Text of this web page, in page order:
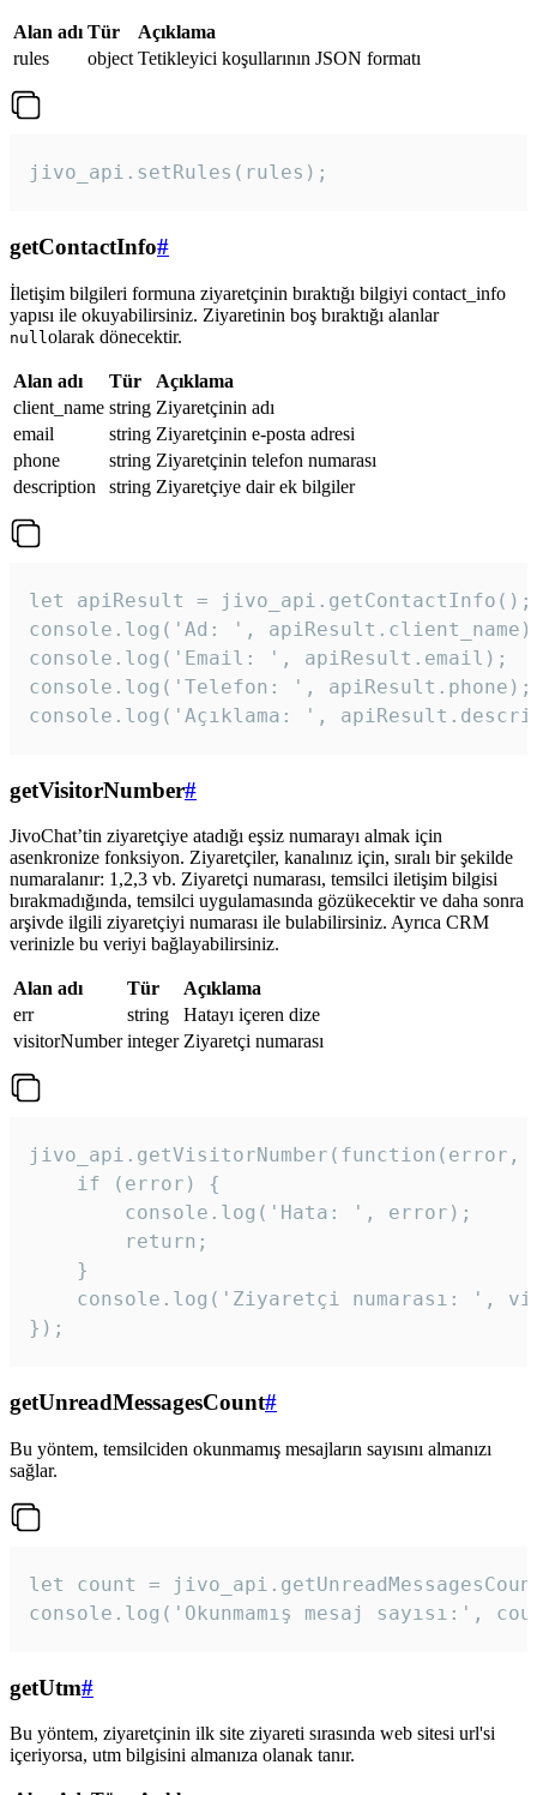
Alan adı Tür
Açıklama
rules
object Tetikleyici koşullarının JSON formatı
jivo_api.setRules(rules);
getContactInfo#
İletişim bilgileri formuna ziyaretçinin bıraktığı bilgiyi contact_info
yapısı ile okuyabilirsiniz. Ziyaretinin boş bıraktığı alanlar
null olarak dönecektir.
Alan adı Tür
Açıklama
client_name string Ziyaretçinin adı
email
string Ziyaretçinin e-posta adresi
phone
string Ziyaretçinin telefon numarası
description
string Ziyaretçiye dair ek bilgiler
let apiResult = jivo_api.getContactInfo();
console.log('Ad: ',
console.log('Email: ', apiResult.email);
console.log('Telefon: ', apiResult.phone);
console.log('Açıklama: ',
getVisitorNumber#
JivoChat’tin ziyaretçiye atadığı eşsiz numarayı almak için
asenkronize fonksiyon. Ziyaretçiler, kanalınız için, sıralı bir şekilde
numaralanır: 1,2,3 vb. Ziyaretçi numarası, temsilci iletişim bilgisi
bırakmadığında, temsilci uygulamasında gözükecektir ve daha sonra
arşivde ilgili ziyaretçiyi numarası ile bulabilirsiniz. Ayrıca CRM
verinizle bu veriyi bağlayabilirsiniz.
Alan adı Tür
Açıklama
err
string
Hatayı içeren dize
visitorNumber integer Ziyaretçi numarası
jivo_api.getVisitorNumber(function(error,
    if (error) {
        console.log('Hata: ', error);
        return;
    }
console.log('Ziyaretçi numarası: ',
});
getUnreadMessagesCount#
Bu yöntem, temsilciden okunmamış mesajların sayısını almanızı
sağlar.
let count =
console.log('Okunmamış mesaj sayısı:',
getUtm#
Bu yöntem, ziyaretçinin ilk site ziyareti sırasında web sitesi url'si
içeriyorsa, utm bilgisini almanıza olanak tanır.